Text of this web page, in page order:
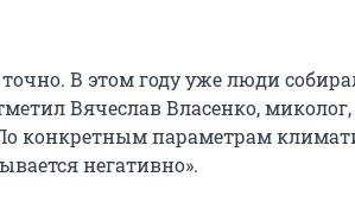
В этом году уже люди
Вячеслав Власенко, миколог,
конкретным параметрам
негативно».